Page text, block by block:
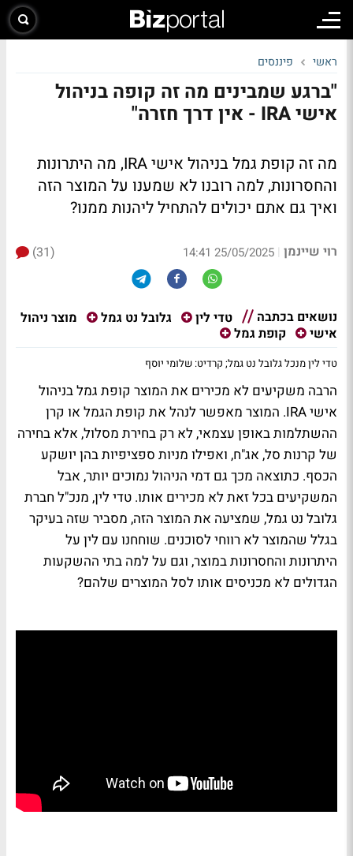
ראשי פיננסים
"ברגע שמבינים מה זה קופה בניהול
אישי IRA - אין דרך חזרה"
מה זה קופת גמל בניהול אישי IRA, מה היתרונות
והחסרונות, למה רובנו לא שמענו על המוצר הזה
ואיך גם אתם יכולים להתחיל ליהנות ממנו?
רוי שיינמן |
25/05/2025 14:41
(31)
נושאים בכתבה טדי לין גלובל נט גמל
מוצר ניהול
אישי
קופת גמל
טדי לין מנכל גלובל נט גמל; קרדיט: שלומי יוסף
הרבה משקיעים לא מכירים את המוצר קופת גמל בניהול
אישי IRA. המוצר מאפשר לנהל את קופת הגמל או קרן
ההשתלמות באופן עצמאי, לא רק בחירת מסלול, אלא בחירה
של קרנות סל, אג"ח, ואפילו מניות ספציפיות בהן יושקע
הכסף. כתוצאה מכך גם דמי הניהול נמוכים יותר, אבל
המשקיעים בכל זאת לא מכירים אותו. טדי לין, מנכ"ל חברת
גלובל נט גמל, שמציעה את המוצר הזה, מסביר שזה בעיקר
בגלל שהמוצר לא רווחי לסוכנים. שוחחנו עם לין על
היתרונות והחסרונות במוצר, וגם על למה בתי ההשקעות
הגדולים לא מכניסים אותו לסל המוצרים שלהם?